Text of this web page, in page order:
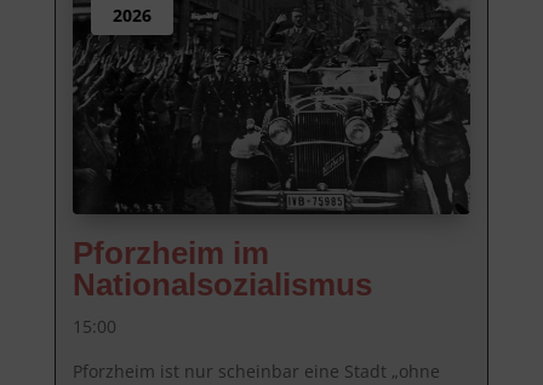
2026
Pforzheim im
Nationalsozialismus
15:00
Pforzheim ist nur scheinbar eine Stadt „ohne